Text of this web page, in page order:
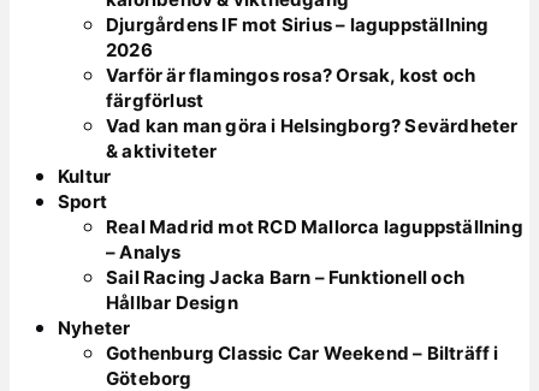
Djurgårdens IF mot Sirius – laguppställning
2026
Varför är flamingos rosa? Orsak, kost och
färgförlust
Vad kan man göra i Helsingborg? Sevärdheter
& aktiviteter
Kultur
Sport
Real Madrid mot RCD Mallorca laguppställning
– Analys
Sail Racing Jacka Barn – Funktionell och
Hållbar Design
Nyheter
Gothenburg Classic Car Weekend – Bilträff i
Göteborg